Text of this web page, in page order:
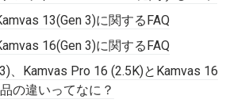
13(Gen 3)に関するFAQ
16(Gen 3)に関するFAQ
、Kamvas Pro 16 (2.5K)とKamvas 16
の違いってなに？